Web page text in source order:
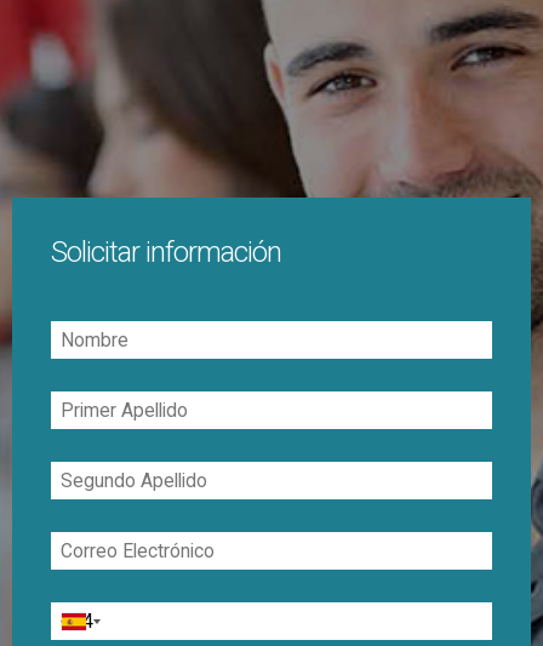
Solicitar información
Nombre
Primer
Apellido
Segundo
Apellido
Correo
Electrónico
Teléfono